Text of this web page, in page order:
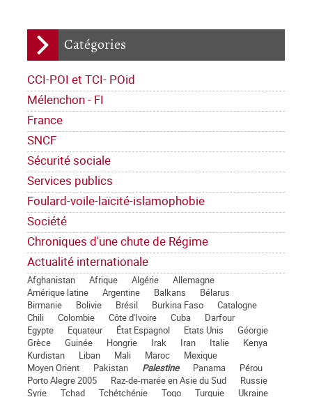
Catégories
CCI-POI et TCI- POid
Mélenchon - FI
France
SNCF
Sécurité sociale
Services publics
Foulard-voile-laïcité-islamophobie
Société
Chroniques d'une chute de Régime
Actualité internationale
Afghanistan Afrique Algérie
Allemagne
Amérique latine
Argentine Balkans
Bélarus
Birmanie
Bolivie Brésil Burkina Faso
Catalogne
Chili
Colombie Côte d'Ivoire Cuba
Darfour
Egypte
Equateur État Espagnol Etats Unis
Géorgie
Grèce
Guinée Hongrie Irak Iran Italie
Kenya
Kurdistan
Liban Mali Maroc
Mexique
Moyen Orient
Pakistan Palestine Panama
Pérou
Porto Alegre 2005
Raz-de-marée en Asie du Sud
Russie
Syrie
Tchad Tchétchénie Togo Turquie Ukraine